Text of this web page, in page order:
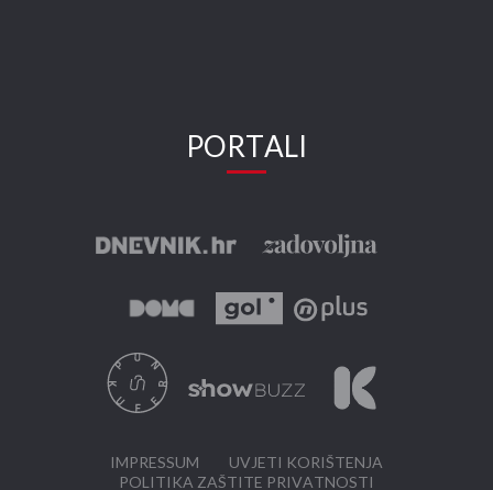
PORTALI
IMPRESSUM
UVJETI KORIŠTENJA
POLITIKA ZAŠTITE PRIVATNOSTI